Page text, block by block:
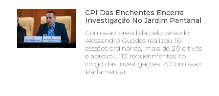
CPI Das Enchentes Encerra
Investigação No Jardim Pantanal
Comissão presidida pelo vereador
Alessandro Guedes realizou 16
sessões ordinárias, mais de 20 oitivas
e aprovou 112 requerimentos ao
longo das investigações. A Comissão
Parlamentar